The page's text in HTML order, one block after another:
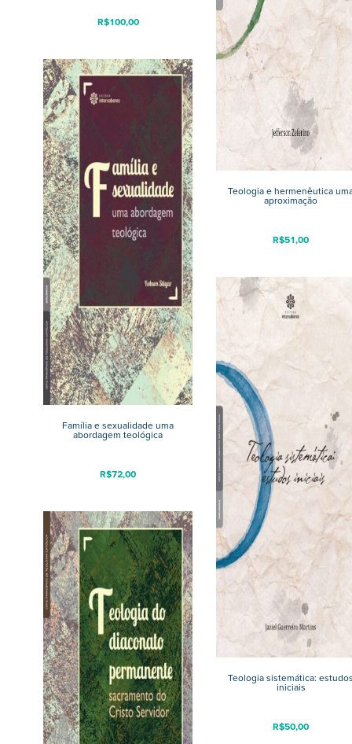
R$100,00
Teologia e hermenêutica
aproximação
R$51,00
Família e sexualidade uma
abordagem teológica
R$72,00
Teologia sistemática:
iniciais
R$50,00